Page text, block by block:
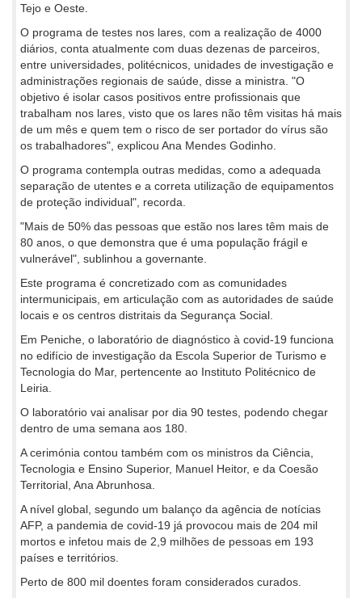
Tejo e Oeste.
O programa de testes nos lares, com a realização de 4000
diários, conta atualmente com duas dezenas de parceiros,
entre universidades, politécnicos, unidades de investigação e
administrações regionais de saúde, disse a ministra. "O
objetivo é isolar casos positivos entre profissionais que
trabalham nos lares, visto que os lares não têm visitas há mais
de um mês e quem tem o risco de ser portador do vírus são
os trabalhadores", explicou Ana Mendes Godinho.
O programa contempla outras medidas, como a adequada
separação de utentes e a correta utilização de equipamentos
de proteção individual", recorda.
"Mais de 50% das pessoas que estão nos lares têm mais de
80 anos, o que demonstra que é uma população frágil e
vulnerável", sublinhou a governante.
Este programa é concretizado com as comunidades
intermunicipais, em articulação com as autoridades de saúde
locais e os centros distritais da Segurança Social.
Em Peniche, o laboratório de diagnóstico à covid-19 funciona
no edifício de investigação da Escola Superior de Turismo e
Tecnologia do Mar, pertencente ao Instituto Politécnico de
Leiria.
O laboratório vai analisar por dia 90 testes, podendo chegar
dentro de uma semana aos 180.
A cerimónia contou também com os ministros da Ciência,
Tecnologia e Ensino Superior, Manuel Heitor, e da Coesão
Territorial, Ana Abrunhosa.
A nível global, segundo um balanço da agência de notícias
AFP, a pandemia de covid-19 já provocou mais de 204 mil
mortos e infetou mais de 2,9 milhões de pessoas em 193
países e territórios.
Perto de 800 mil doentes foram considerados curados.